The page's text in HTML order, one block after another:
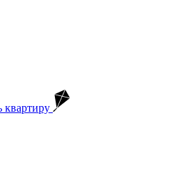
квартиру